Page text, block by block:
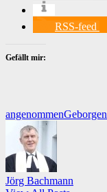
RSS-feed
Gefällt mir:
Tags:
angenommen
Jörg Bachmann